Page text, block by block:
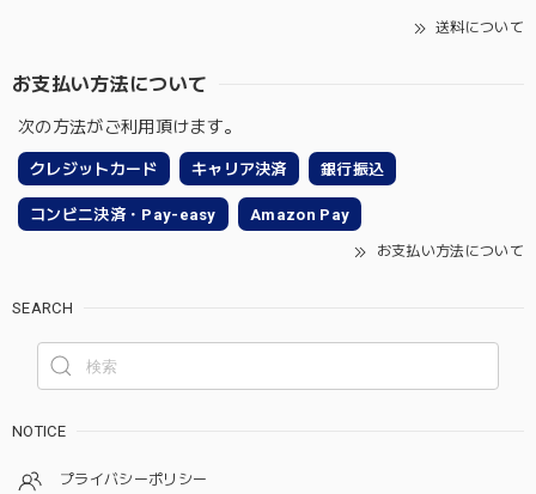
送料について
お支払い方法について
次の方法がご利用頂けます。
クレジットカード キャリア決済 銀行振込
コンビニ決済・Pay-easy Amazon Pay
お支払い方法について
SEARCH
NOTICE
プライバシーポリシー